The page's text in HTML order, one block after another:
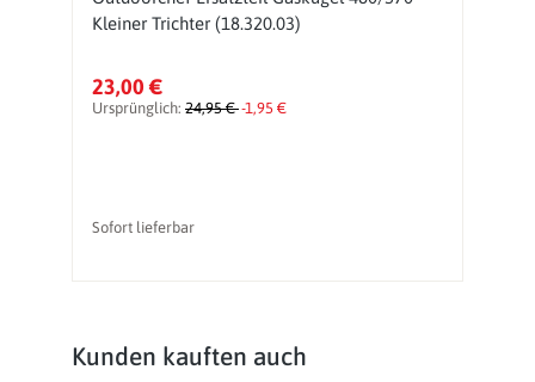
Kleiner Trichter (18.320.03)
23,00 €
Ursprünglich: 24,95 €-1,95 €
Sofort lieferbar
Produktgalerie überspringen
Kunden kauften auch